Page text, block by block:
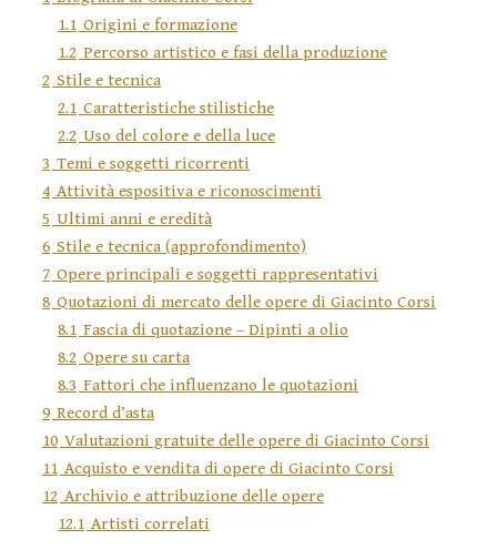
1.1 Origini e formazione
1.2 Percorso artistico e fasi della produzione
2 Stile e tecnica
2.1 Caratteristiche stilistiche
2.2 Uso del colore e della luce
3 Temi e soggetti ricorrenti
4 Attività espositiva e riconoscimenti
5 Ultimi anni e eredità
6 Stile e tecnica (approfondimento)
7 Opere principali e soggetti rappresentativi
8 Quotazioni di mercato delle opere di Giacinto Corsi
8.1 Fascia di quotazione – Dipinti a olio
8.2 Opere su carta
8.3 Fattori che influenzano le quotazioni
9 Record d’asta
10 Valutazioni gratuite delle opere di Giacinto Corsi
11 Acquisto e vendita di opere di Giacinto Corsi
12 Archivio e attribuzione delle opere
12.1 Artisti correlati